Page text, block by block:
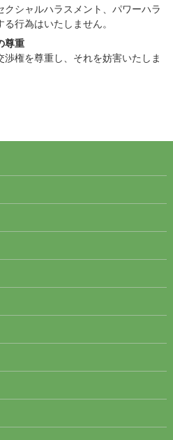
シャルハラスメント、パワーハラ
行為はいたしません。
尊重
権を尊重し、それを妨害いたしま